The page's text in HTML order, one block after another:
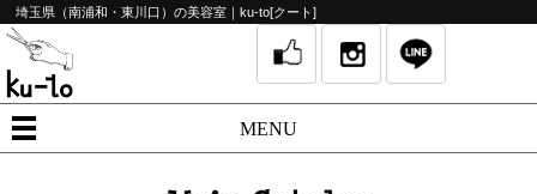
埼玉県（南浦和・東川口）の美容室｜ku-to[クート]
MENU